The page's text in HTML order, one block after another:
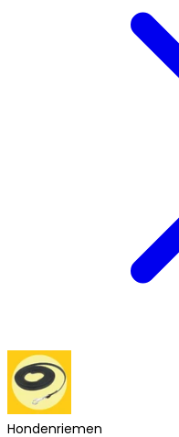
Hondenriemen